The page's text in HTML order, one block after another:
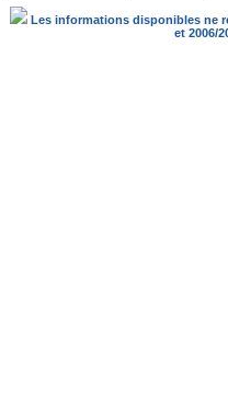
Les informations disponibles ne
et 2006/